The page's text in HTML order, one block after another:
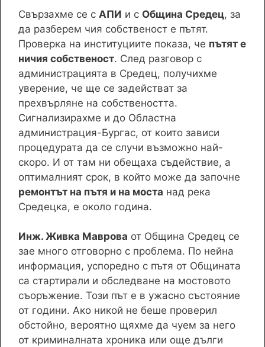
Свързахме се с АПИ и с Община Средец, за
да разберем чия собственост е пътят.
Проверка на институциите показа, че пътят е
ничия собственост. След разговор с
администрацията в Средец, получихме
уверение, че ще се задействат за
прехвърляне на собствеността.
Сигнализирахме и до Областна
администрация-Бургас, от които зависи
процедурата да се случи възможно най-
скоро. И от там ни обещаха съдействие, а
оптималният срок, в който може да започне
ремонтът на пътя и на моста над река
Средецка, е около година.
Инж. Живка Маврова от Община Средец се
зае много отговорно с проблема. По нейна
информация, успоредно с пътя от Общината
са стартирали и обследване на мостовото
съоръжение. Този път е в ужасно състояние
от години. Ако никой не беше проверил
обстойно, вероятно щяхме да чуем за него
от криминалната хроника или още дълги